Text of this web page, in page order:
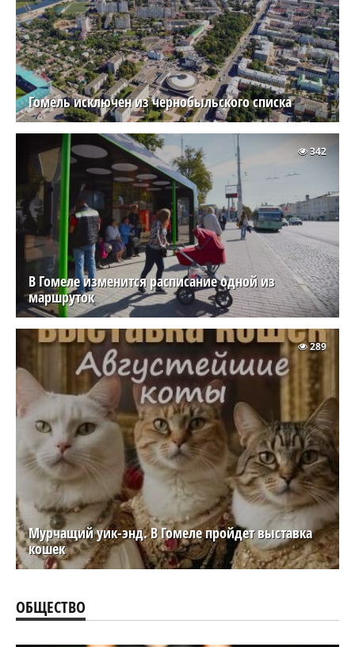
Гомель исключен из чернобыльского списка
В Гомеле изменится расписание одной из
маршруток
342
Мурчащий уик-энд. В Гомеле пройдет выставка
кошек
289
ОБЩЕСТВО